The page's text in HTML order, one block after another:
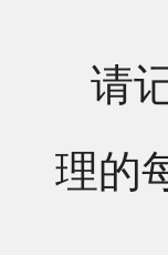
请
理的